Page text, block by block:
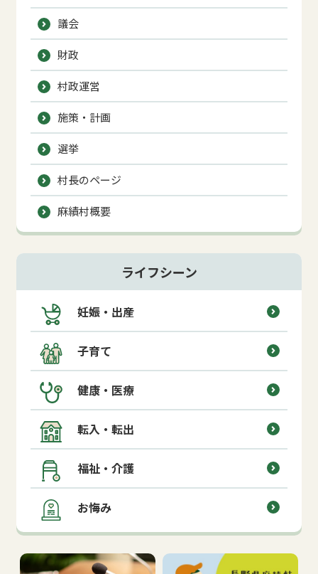
議会
財政
村政運営
施策・計画
選挙
村長のページ
麻績村概要
ライフシーン
妊娠・出産
子育て
健康・医療
転入・転出
福祉・介護
お悔み